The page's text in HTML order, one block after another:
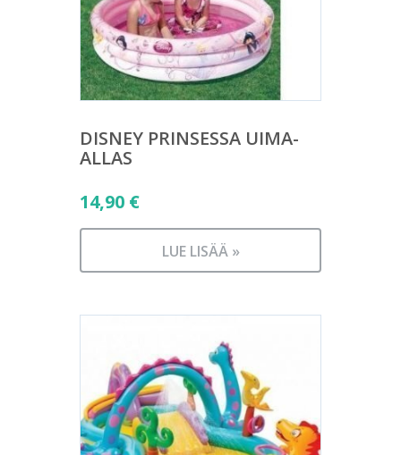
DISNEY PRINSESSA UIMA-
ALLAS
14,90 €
LUE LISÄÄ »